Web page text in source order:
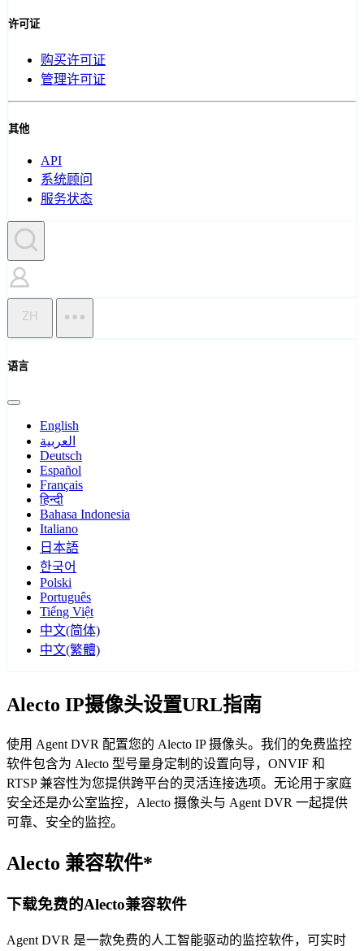
许可证
购买许可证
管理许可证
其他
API
系统顾问
服务状态
ZH
语言
English
العربية
Deutsch
Español
Français
हिन्दी
Bahasa Indonesia
Italiano
日本語
한국어
Polski
Português
Tiếng Việt
中文(简体)
中文(繁體)
Alecto IP摄像头设置URL指南
使用 Agent DVR 配置您的 Alecto IP 摄像头。我们的免费监控
软件包含为 Alecto 型号量身定制的设置向导，ONVIF 和
RTSP 兼容性为您提供跨平台的灵活连接选项。无论用于家庭
安全还是办公室监控，Alecto 摄像头与 Agent DVR 一起提供
可靠、安全的监控。
Alecto 兼容软件*
下载免费的Alecto兼容软件
Agent DVR 是一款免费的人工智能驱动的监控软件，可实时